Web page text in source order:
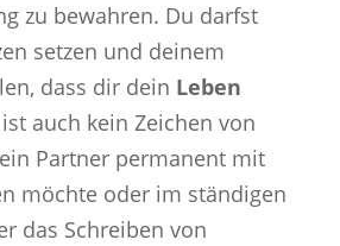
zu bewahren. Du darfst
setzen und deinem
dass dir dein Leben
auch kein Zeichen von
Partner permanent mit
möchte oder im ständigen
das Schreiben von